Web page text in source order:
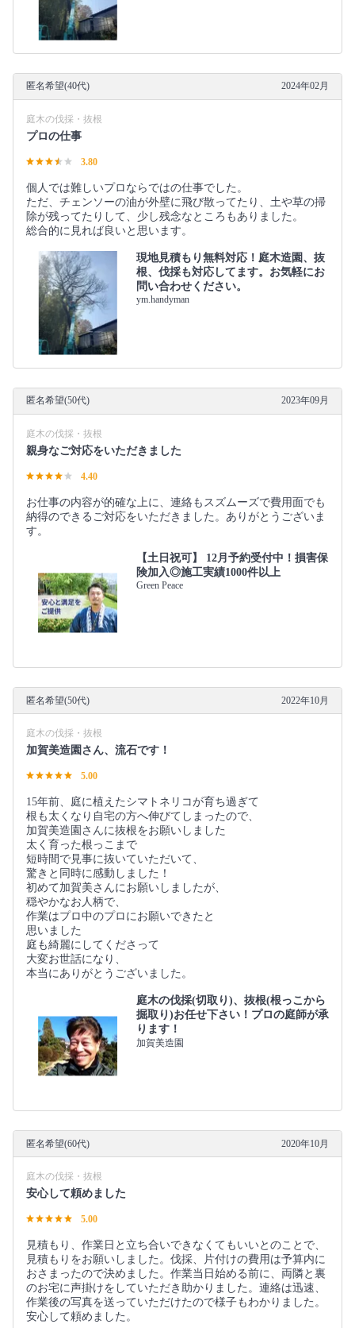
匿名希望(40代) 2024年02月
庭木の伐採・抜根
プロの仕事
3.80
個人では難しいプロならではの仕事でした。
ただ、チェンソーの油が外壁に飛び散ってたり、土や草の掃
除が残ってたりして、少し残念なところもありました。
総合的に見れば良いと思います。
現地見積もり無料対応！庭木造園、抜
根、伐採も対応してます。お気軽にお
問い合わせください。
ym.handyman
匿名希望(50代) 2023年09月
庭木の伐採・抜根
親身なご対応をいただきました
4.40
お仕事の内容が的確な上に、連絡もスズムーズで費用面でも
納得のできるご対応をいただきました。ありがとうございま
す。
【土日祝可】 12月予約受付中！損害保
険加入◎施工実績1000件以上
Green Peace
匿名希望(50代) 2022年10月
庭木の伐採・抜根
加賀美造園さん、流石です！
5.00
15年前、庭に植えたシマトネリコが育ち過ぎて
根も太くなり自宅の方へ伸びてしまったので、
加賀美造園さんに抜根をお願いしました
太く育った根っこまで
短時間で見事に抜いていただいて、
驚きと同時に感動しました！
初めて加賀美さんにお願いしましたが、
穏やかなお人柄で、
作業はプロ中のプロにお願いできたと
思いました
庭も綺麗にしてくださって
大変お世話になり、
本当にありがとうございました。
庭木の伐採(切取り)、抜根(根っこから
掘取り)お任せ下さい！プロの庭師が承
ります！
加賀美造園
匿名希望(60代) 2020年10月
庭木の伐採・抜根
安心して頼めました
5.00
見積もり、作業日と立ち合いできなくてもいいとのことで、
見積もりをお願いしました。伐採、片付けの費用は予算内に
おさまったので決めました。作業当日始める前に、両隣と裏
のお宅に声掛けをしていただき助かりました。連絡は迅速、
作業後の写真を送っていただけたので様子もわかりました。
安心して頼めました。